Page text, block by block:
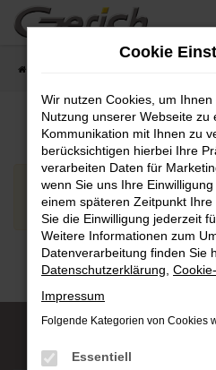
Zum
In dieser Kategorie sind zur
vorhanden.
Unsere
Cookie
Wir nutzen Cookies, um
Nutzung unserer Webseite
Kommunikation mit Ihnen zu
berücksichtigen hierbei Ihre
verarbeiten Daten für
wenn Sie uns Ihre
einem späteren Zeitpunkt
Sie die Einwilligung jederzeit
Weitere Informationen zum
Datenverarbeitung finden Sie
Datenschutzerklärung
Impressum
Folgende Kategorien von Cookies
Essentiell